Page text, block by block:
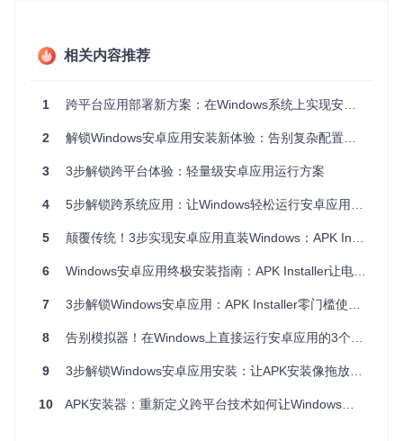
启动APK Installer后，点击“浏览文件”选择APK文件，或直
接拖拽APK到应用窗口，点击“安装”即可。
设计师小王经常需要使用一款安卓端的设计辅助应用，但每次
将APK文件拖拽到应用窗口，30秒就能完成安装，在电脑上使
默认情况下，应用会安装在系统默认路径。如果你想自定义安
路径”选项，选择你想要的安装目录即可。
🛠️安装失败？问题解决有妙招
发机构；如果提示权限不足，以管理员权限重新运行安装程
求，升级系统即可。
相关内容推荐
1 跨平台应用部署新方案：在Windows系统上实现安卓应用无缝运行指南
2 解锁Windows安卓应用安装新体验：告别复杂配置的一站式解决方案
3 3步解锁跨平台体验：轻量级安卓应用运行方案
4 5步解锁跨系统应用：让Windows轻松运行安卓应用的轻量级方案
5 颠覆传统！3步实现安卓应用直装Windows：APK Installer高效解决方案
6 Windows安卓应用终极安装指南：APK Installer让电脑秒变移动工作站
7 3步解锁Windows安卓应用：APK Installer零门槛使用指南
8 告别模拟器！在Windows上直接运行安卓应用的3个实用技巧
9 3步解锁Windows安卓应用安装：让APK安装像拖放文件一样简单
10 APK安装器：重新定义跨平台技术如何让Windows无缝运行安卓应用